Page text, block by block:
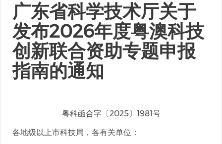
广东省科学技术厅关于
发布2026年度粤澳科技
创新联合资助专题申报
指南的通知
粤科函合字〔2025〕1981号
各地级以上市科技局，各有关单位：